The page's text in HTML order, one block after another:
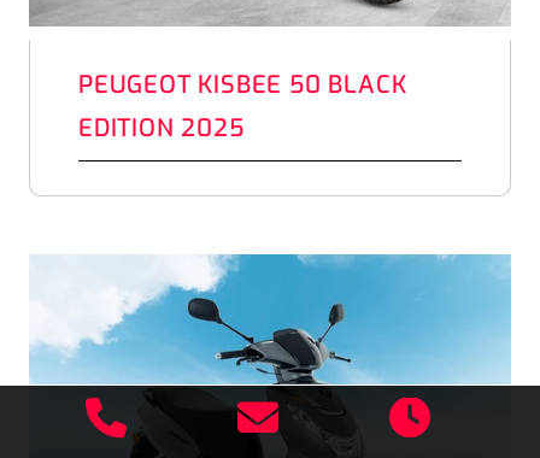
PEUGEOT KISBEE 50 BLACK
EDITION 2025